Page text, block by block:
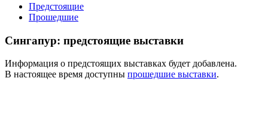
Предстоящие
Прошедшие
Сингапур: предстоящие выставки
Информация о предстоящих выставках будет добавлена.
В настоящее время доступны прошедшие выставки.